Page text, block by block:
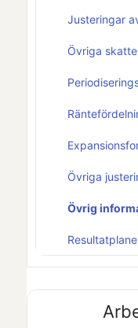
Justeringar
Övriga
Övriga
Övrig